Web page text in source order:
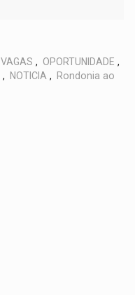
VAGAS , OPORTUNIDADE ,
, NOTICIA ,
Rondonia ao